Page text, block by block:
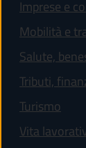
Imprese e
Mobilità e
Salute,
Tributi,
Turismo
Vita